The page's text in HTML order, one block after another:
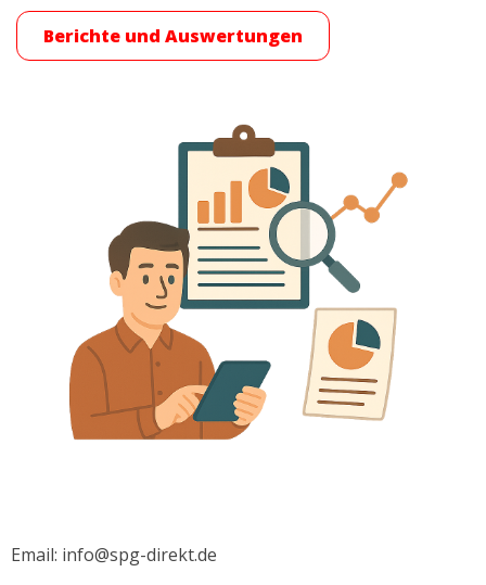
Berichte und Auswertungen
Email: info@spg-direkt.de